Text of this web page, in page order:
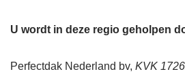
U wordt in deze regio geholpen
Perfectdak Nederland bv, KVK